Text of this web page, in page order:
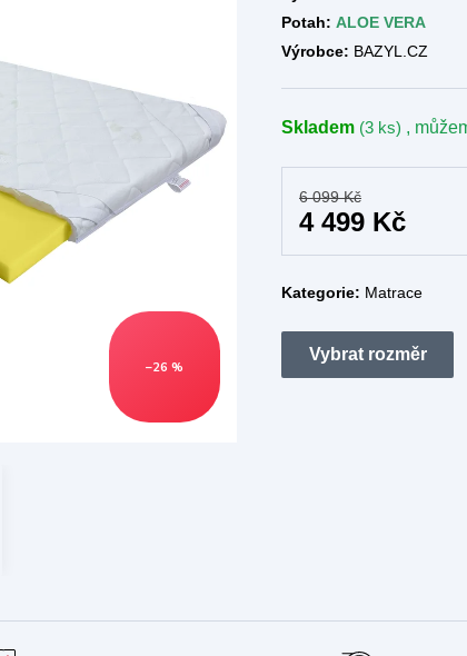
–26 %
Skladem (3 ks) ,
Potah: ALOE VERA
Výrobce: BAZYL.CZ
Kategorie: Matrace
6 099 Kč
4 499 Kč